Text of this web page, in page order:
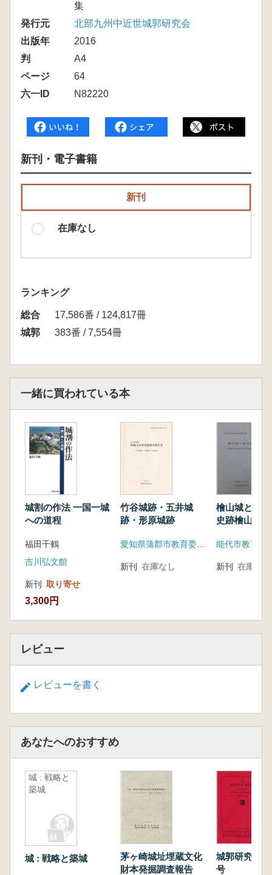
集
発行元
北部九州中近世城郭研究会
出版年
2016
判
A4
ページ
64
六一ID
N82220
新刊・電子書籍
新刊
在庫なし
ランキング
総合
17,586番 / 124,817冊
城郭
383番 / 7,554冊
一緒に買われている本
城割の作法 一国一城
への道程
福田千鶴
吉川弘文館
新刊 取り寄せ
3,300円
竹谷城跡・五井城
跡・形原城跡
愛知県蒲郡市教育委員会
新刊 在庫なし
檜山城と檜
史跡檜山安
書
能代市教育委
新刊 在庫なし
レビュー
レビューを書く
あなたへのおすすめ
城 : 戦略と
築城
城 : 戦略と築城
茅ヶ崎城址埋蔵文化
財本発掘調査報告
城郭研究室
号